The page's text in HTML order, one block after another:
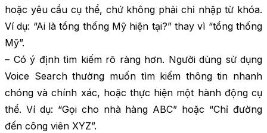
hoặc yêu cầu cụ thể, chứ không phải chỉ nhập từ khóa.
Ví dụ: “Ai là tổng thống Mỹ hiện tại?” thay vì “tổng thống
Mỹ”.
– Có ý định tìm kiếm rõ ràng hơn. Người dùng sử dụng
Voice Search thường muốn tìm kiếm thông tin nhanh
chóng và chính xác, hoặc thực hiện một hành động cụ
thể. Ví dụ: “Gọi cho nhà hàng ABC” hoặc “Chỉ đường
đến công viên XYZ”.